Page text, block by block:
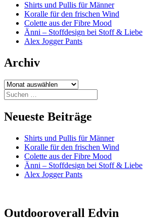
Shirts und Pullis für Männer
Koralle für den frischen Wind
Colette aus der Fibre Mood
Änni – Stoffdesign bei Stoff & Liebe
Alex Jogger Pants
Archiv
Archiv
Suchen
nach:
Neueste Beiträge
Shirts und Pullis für Männer
Koralle für den frischen Wind
Colette aus der Fibre Mood
Änni – Stoffdesign bei Stoff & Liebe
Alex Jogger Pants
Outdooroverall Edvin